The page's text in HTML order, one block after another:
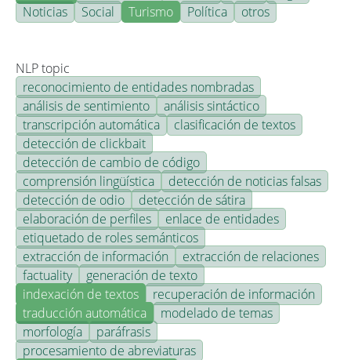
Noticias
Social Turismo Política otros
NLP topic
reconocimiento de entidades nombradas
análisis de sentimiento
análisis sintáctico
transcripción automática
clasificación de textos
detección de clickbait
detección de cambio de código
comprensión lingüística
detección de noticias falsas
detección de odio
detección de sátira
elaboración de perfiles
enlace de entidades
etiquetado de roles semánticos
extracción de información
extracción de relaciones
factuality
generación de texto
indexación de textos
recuperación de información
traducción automática
modelado de temas
morfología
paráfrasis
procesamiento de abreviaturas